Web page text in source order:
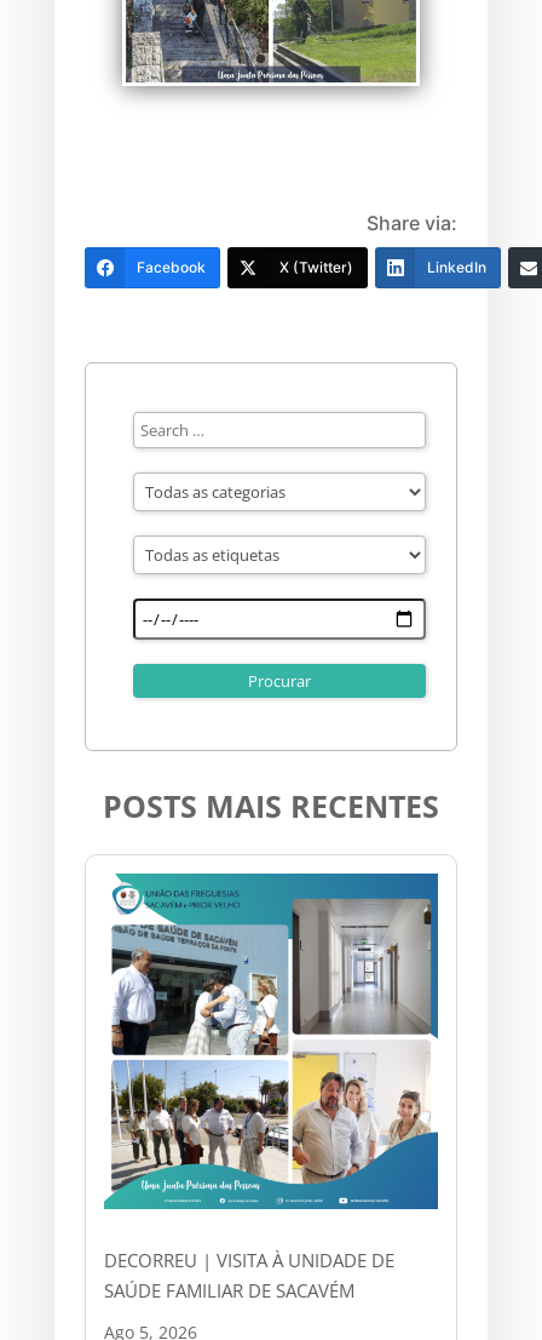
Share via:
Facebook X (Twitter) LinkedIn
POSTS MAIS RECENTES
DECORREU | VISITA À UNIDADE DE
SAÚDE FAMILIAR DE SACAVÉM
Ago 5, 2026